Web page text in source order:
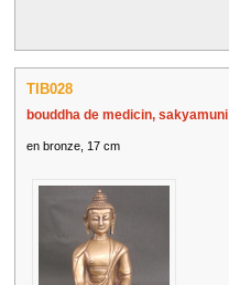
TIB028
bouddha de medicin, sakyamuni
en bronze, 17 cm